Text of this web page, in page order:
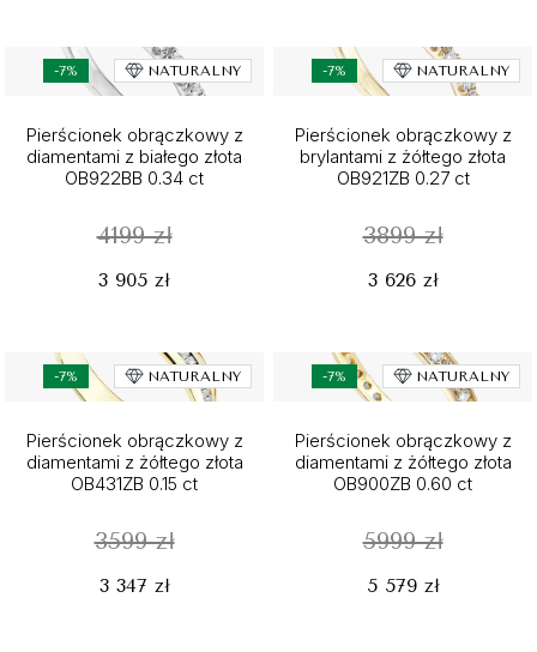
-7% NATURALNY
Pierścionek obrączkowy z
diamentami z białego złota
OB922BB 0.34 ct
4199 zł
3 905 zł
-7% NATURALNY
Pierścionek obrączkowy z
brylantami z żółtego złota
OB921ZB 0.27 ct
3899 zł
3 626 zł
-7% NATURALNY
Pierścionek obrączkowy z
diamentami z żółtego złota
OB431ZB 0.15 ct
3599 zł
3 347 zł
-7% NATURALNY
Pierścionek obrączkowy z
diamentami z żółtego złota
OB900ZB 0.60 ct
5999 zł
5 579 zł